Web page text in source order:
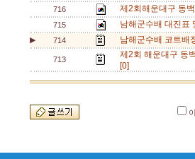
716 제2회해운대구 동
715 남해군수배 대진표
▶ 714 남해군수배 코트배
713
제2회 해운대구 동
[0]